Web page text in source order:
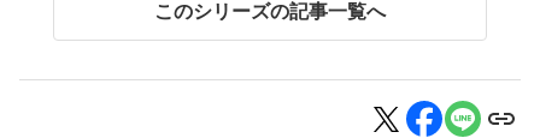
このシリーズの記事一覧へ